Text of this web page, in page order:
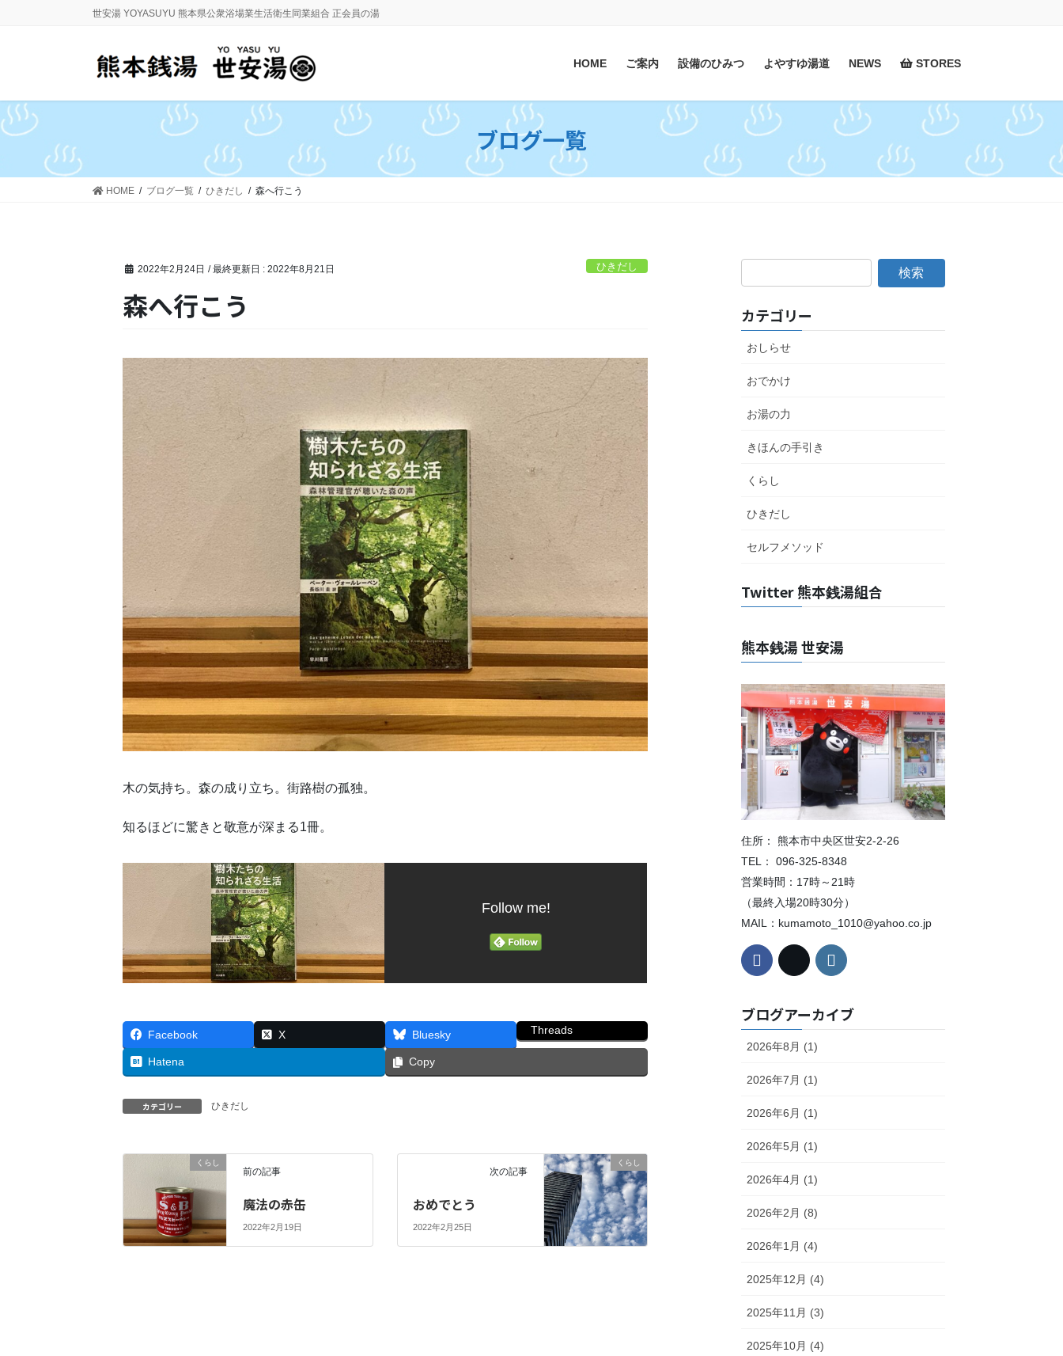
に
移
ョ
ン
動
世安湯 YOYASUYU 熊本県公衆浴場業生活衛生同業組合 正会員の湯
HOME ご案内 設備のひみつ よやすゆ湯道 NEWS STORES
ブログ一覧
HOME ブログ一覧 ひきだし 森へ行こう
2022年2月24日 / 最終更新日 :2022年8月21日 ひきだし
森へ行こう
木の気持ち。森の成り立ち。街路樹の孤独。
知るほどに驚きと敬意が深まる1冊。
Follow me!
Facebook X Bluesky Threads
Hatena Copy
カテゴリー ひきだし
くらし
前の記事
魔法の赤缶
2022年2月19日
くらし
次の記事
おめでとう
2022年2月25日
カテゴリー
おしらせ
おでかけ
お湯の力
きほんの手引き
くらし
ひきだし
セルフメソッド
Twitter 熊本銭湯組合
熊本銭湯 世安湯
住所： 熊本市中央区世安2-2-26
TEL： 096-325-8348
営業時間：17時～21時
（最終入場20時30分）
MAIL：kumamoto_1010@yahoo.co.jp
ブログアーカイブ
2026年8月 (1)
2026年7月 (1)
2026年6月 (1)
2026年5月 (1)
2026年4月 (1)
2026年2月 (8)
2026年1月 (4)
2025年12月 (4)
2025年11月 (3)
2025年10月 (4)